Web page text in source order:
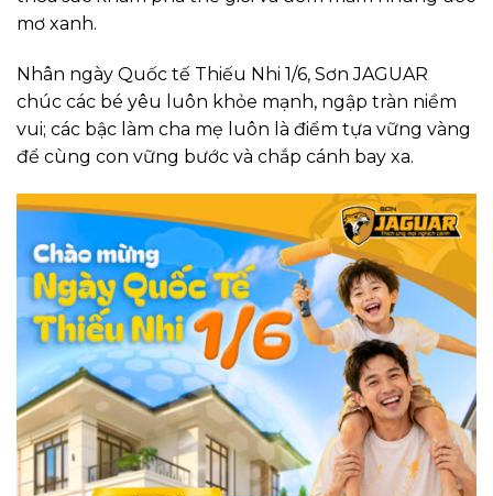
mơ xanh.
Nhân ngày Quốc tế Thiếu Nhi 1/6, Sơn JAGUAR
chúc các bé yêu luôn khỏe mạnh, ngập tràn niềm
vui; các bậc làm cha mẹ luôn là điểm tựa vững vàng
để cùng con vững bước và chắp cánh bay xa.